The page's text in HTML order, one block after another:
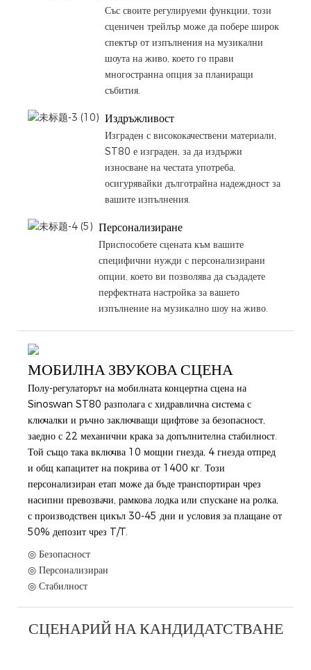
Със своите регулируеми функции, този
сценичен трейлър може да побере широк
спектър от изпълнения на музикални
шоута на живо, което го прави
многостранна опция за планиращи
събития.
Издръжливост
Изграден с висококачествени материали,
ST80 е изграден, за да издържи
износване на честата употреба,
осигурявайки дълготрайна надеждност за
вашите изпълнения.
Персонализиране
Приспособете сцената към вашите
специфични нужди с персонализирани
опции, което ви позволява да създадете
перфектната настройка за вашето
изпълнение на музикално шоу на живо.
МОБИЛНА ЗВУКОВА СЦЕНА
Полу-регулаторът на мобилната концертна сцена на
Sinoswan ST80 разполага с хидравлична система с
ключалки и ръчно заключващи щифтове за безопасност,
заедно с 22 механични крака за допълнителна стабилност.
Той също така включва 10 мощни гнезда, 4 гнезда отпред
и общ капацитет на покрива от 1400 кг. Този
персонализиран етап може да бъде транспортиран чрез
насипни превозвачи, рамкова лодка или спускане на ролка,
с производствен цикъл 30-45 дни и условия за плащане от
50% депозит чрез T/T.
◎ Безопасност
◎ Персонализиран
◎ Стабилност
СЦЕНАРИЙ НА КАНДИДАТСТВАНЕ